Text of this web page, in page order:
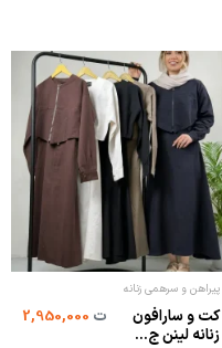
پیراهن و سرهمی زنانه
کت و سارافون
زنانه لینن ج...
ت2,950,000